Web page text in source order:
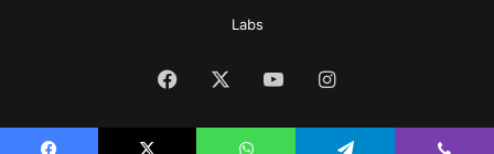
Labs
Facebook YouTubeInstagram